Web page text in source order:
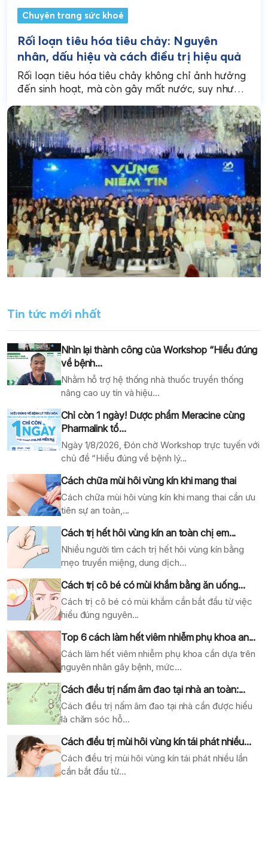
Chuyên trang sức khoẻ
Rối loạn tiêu hóa tiêu chảy: Nguyên
nhân, dấu hiệu và cách điều trị hiệu quả
Rối loạn tiêu hóa tiêu chảy không chỉ ảnh hưởng
đến sinh hoạt, mà còn gây mất nước, suy nhược
Tin tức mới nhất
Nhìn lại thành công của Workshop “Hiểu đúng
về bệnh...
Nhằm hỗ trợ hệ thống nhà thuốc truyền thống
nâng cao uy tín và hiệu...
Chỉ còn 1 ngày! Dược phẩm Meracine cùng
Pharmalink tổ...
Ngày 1/8/2026, Đón chờ Workshop trực tuyến với
chủ đề “Hiểu đúng về bệnh lý...
Cách chữa mùi hôi vùng kín khi mang thai
Cách chữa mùi hôi vùng kín khi mang thai cần ưu
tiên sự an toàn,...
Cách trị hết hôi vùng kín an toàn chị em...
Nhiều người tìm cách trị hết hôi vùng kín bằng
mẹo truyền miệng, dung dịch...
Cách trị cô bé có mùi khắm bằng ăn uống...
Cách trị cô bé có mùi khắm cần bắt đầu từ việc
hiểu đúng nguyên...
Top 6 cách làm hết viêm nhiễm phụ khoa an...
Cách làm hết viêm nhiễm phụ khoa cần dựa trên
nguyên nhân gây bệnh, mức...
Cách điều trị nấm âm đao tại nhà an toàn:...
Cách điều trị nấm âm đao tại nhà cần được hiểu
là chăm sóc hỗ...
Cách điều trị mùi hôi vùng kín tái phát nhiều...
Cách điều trị mùi hôi vùng kín tái phát nhiều lần
cần bắt đầu từ...